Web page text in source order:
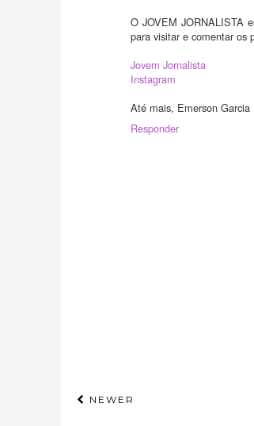
O JOVEM JORNALISTA
para visitar e comentar os
Jovem Jornalista
Instagram
Até mais, Emerson Garcia
Responder
NEWER